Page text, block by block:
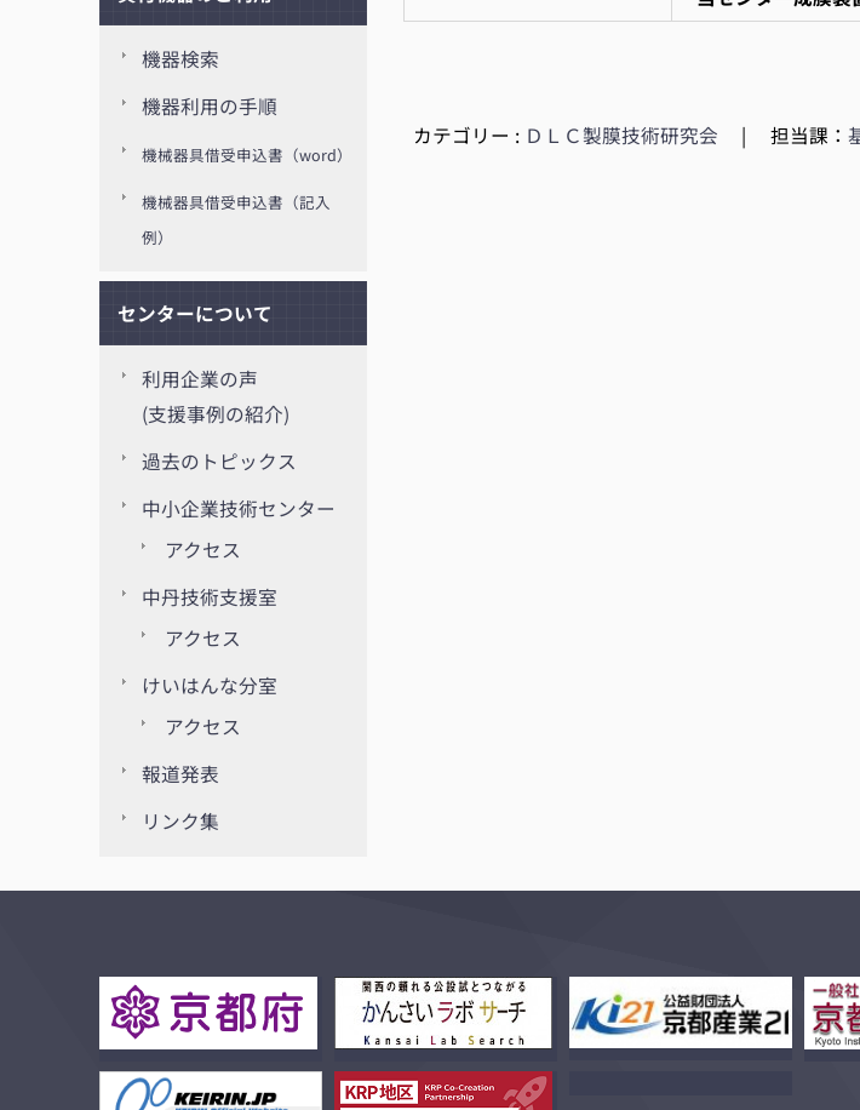
カテゴリー : ＤＬＣ製膜技術研究会 | 担当課：
機器検索
機器利用の手順
機械器具借受申込書（word）
機械器具借受申込書（記入
例）
センターについて
利用企業の声
(支援事例の紹介)
過去のトピックス
中小企業技術センター
アクセス
中丹技術支援室
アクセス
けいはんな分室
アクセス
報道発表
リンク集